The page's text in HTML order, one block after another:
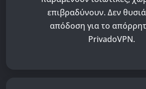
επιβραδύνουν. Δεν
απόδοση για το
PrivadoVPN.